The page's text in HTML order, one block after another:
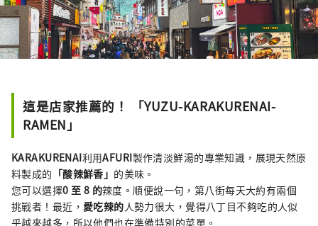
這是店家推薦的！ 「YUZU-KARAKURENAI-
RAMEN」
KARAKURENAI利用AFURI製作清淡鮮湯的專業知識，展現天然原
料製成的 「酸辣鮮香」 的美味。
您可以選擇0 至 8 的辣度。順便說一句，第八街每天大約有兩個
挑戰者！最近， 愛吃辣的人勢力很大，覺得八丁目不夠吃的人似
乎越來越多，所以他們也在準備特別的菜單。